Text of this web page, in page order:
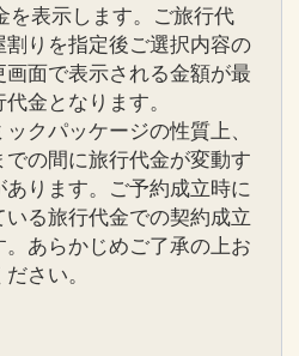
ルレストラン予約Ｔ
９３－７１１３（受付
０：００）
ですが、下記条件と
での季節営業となりま
利用の際､追加代金が
用可
につき１本）
変更可能♪（朝食付プ
ます。
スパ施設「ブルーリ
プール・スポーツジ
通常１日１，５００
を表示します。ご旅行代
割りを指定後ご選択内容の
画面で表示される金額が最
金となります。
ックパッケージの性質上、
での間に旅行代金が変動す
あります。ご予約成立時に
いる旅行代金での契約成立
。あらかじめご了承の上お
さい。